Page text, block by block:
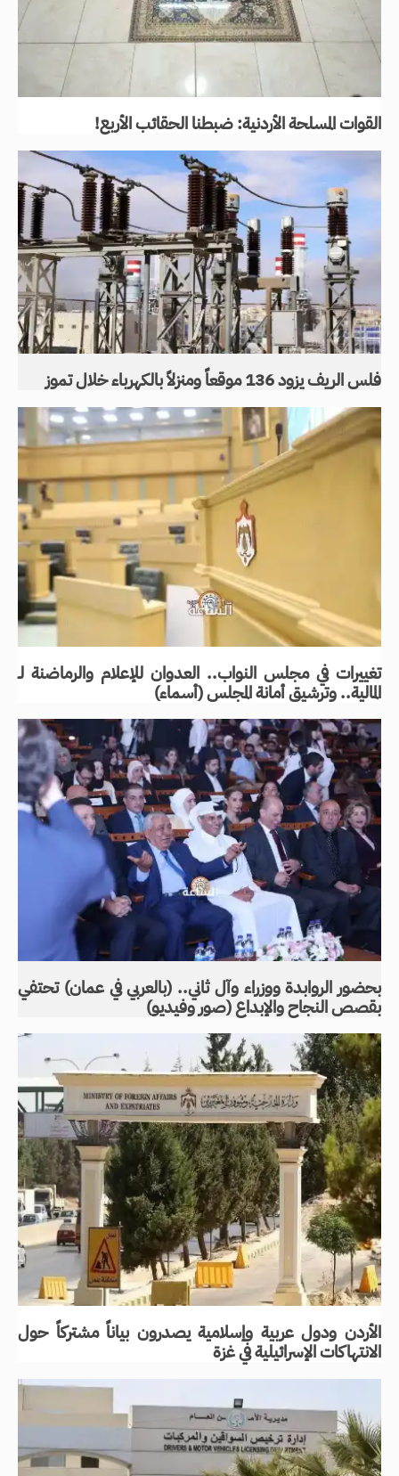
القوات المسلحة الأردنية: ضبطنا الحقائب الأربع!
فلس الريف يزود 136 موقعاً ومنزلاً بالكهرباء خلال تموز
تغييرات في مجلس النواب.. العدوان للإعلام والرماضنة لـ
المالية.. وترشيق أمانة المجلس (أسماء)
بحضور الروابدة ووزراء وآل ثاني.. (بالعربي في عمان) تحتفي
بقصص النجاح والإبداع (صور وفيديو)
الأردن ودول عربية وإسلامية يصدرون بياناً مشتركاً حول
الانتهاكات الإسرائيلية في غزة